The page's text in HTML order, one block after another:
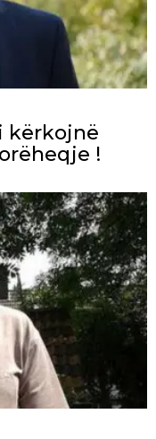
kërkojnë
!